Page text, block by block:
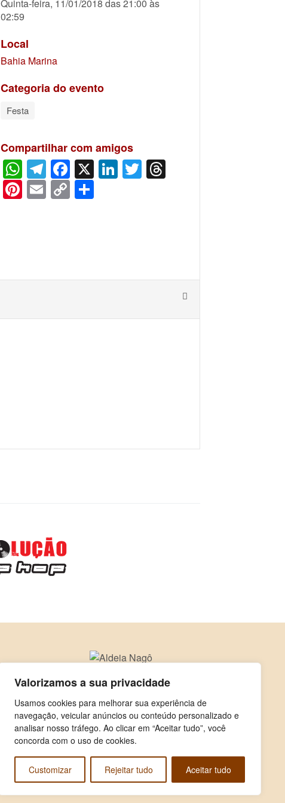
Valorizamos a sua privacidade
Usamos cookies para melhorar sua experiência de
navegação, veicular anúncios ou conteúdo personalizado e
analisar nosso tráfego. Ao clicar em “Aceitar tudo”, você
concorda com o uso de cookies.
Customizar Rejeitar tudo Aceitar tudo
Quinta-feira, 11/01/2018 das 21:00 às
02:59
Local
Bahia Marina
Categoria do evento
Festa
Compartilhar com amigos
WhatsApp
Telegram
Facebook
X LinkedIn
Twitter
Pinterest
Email
Copy
Link